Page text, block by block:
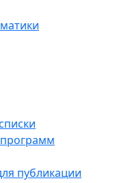
публикации